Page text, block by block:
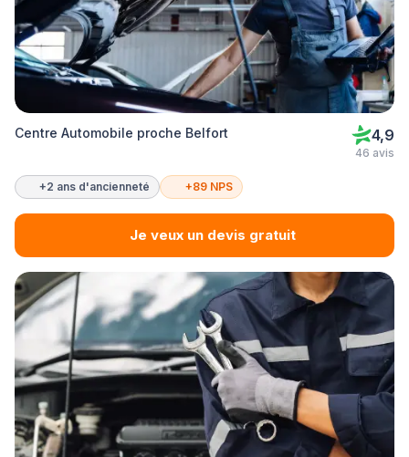
Centre Automobile proche Belfort 4,9
46 avis
+2 ans d'ancienneté +89 NPS
Je veux un devis gratuit